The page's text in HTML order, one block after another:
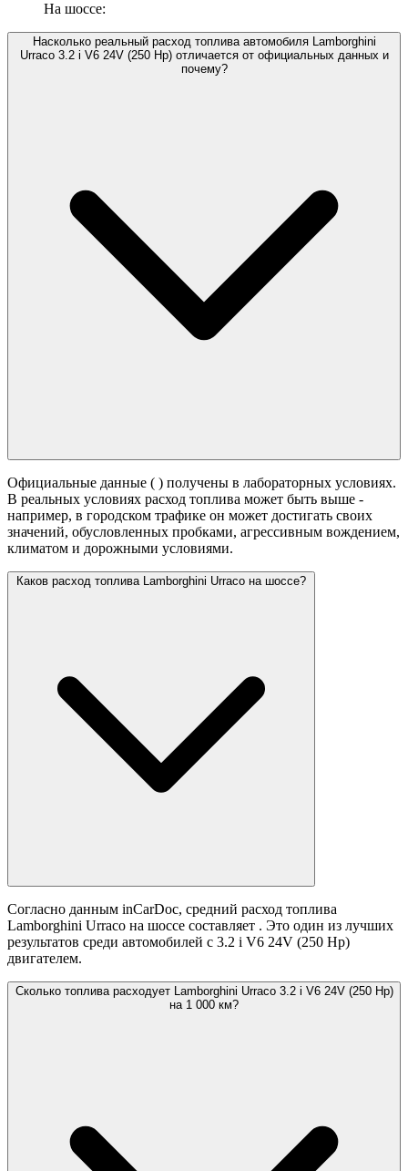
На шоссе:
Насколько реальный расход топлива автомобиля Lamborghini
Urraco 3.2 i V6 24V (250 Hp) отличается от официальных данных и
почему?
Официальные данные ( ) получены в лабораторных условиях.
В реальных условиях расход топлива может быть выше -
например, в городском трафике он может достигать своих
значений, обусловленных пробками, агрессивным вождением,
климатом и дорожными условиями.
Каков расход топлива Lamborghini Urraco на шоссе?
Согласно данным inCarDoc, средний расход топлива
Lamborghini Urraco на шоссе составляет . Это один из лучших
результатов среди автомобилей с 3.2 i V6 24V (250 Hp)
двигателем.
Сколько топлива расходует Lamborghini Urraco 3.2 i V6 24V (250 Hp)
на 1 000 км?